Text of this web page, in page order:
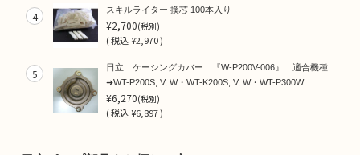
4 スキルライター 換芯 100本入り
¥2,700(税別)
(税込¥2,970 )
5
日立 ケーシングカバー 『W-P200V-006』 適合機種
➜WT-P200S, V, W・WT-K200S, V, W・WT-P300W
¥6,270(税別)
(税込¥6,897 )